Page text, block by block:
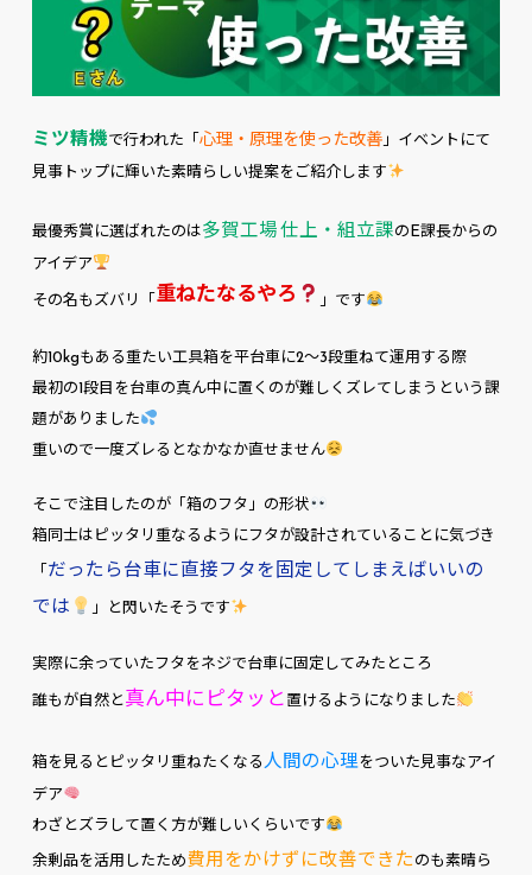
ミツ精機で行われた「心理・原理を使った改善」イベントにて
見事トップに輝いた素晴らしい提案をご紹介します
最優秀賞に選ばれたのは多賀工場 仕上・組立課のE課長からの
アイデア
その名もズバリ「重ねたなるやろ 」です
約10kgもある重たい工具箱を平台車に2〜3段重ねて運用する際
最初の1段目を台車の真ん中に置くのが難しくズレてしまうという課
題がありました
重いので一度ズレるとなかなか直せません
そこで注目したのが「箱のフタ」の形状
箱同士はピッタリ重なるようにフタが設計されていることに気づき
「だったら台車に直接フタを固定してしまえばいいの
では
」と閃いたそうです
実際に余っていたフタをネジで台車に固定してみたところ
誰もが自然と真ん中にピタッと置けるようになりました
箱を見るとピッタリ重ねたくなる人間の心理をついた見事なアイ
デア
わざとズラして置く方が難しいくらいです
余剰品を活用したため費用をかけずに改善できたのも素晴ら